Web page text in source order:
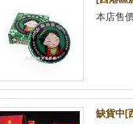
本店售
缺貨中[